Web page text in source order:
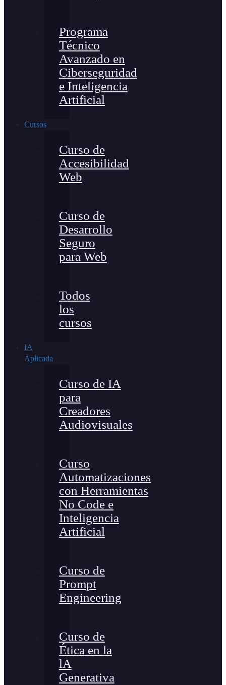
Programa
Técnico
Avanzado en
Ciberseguridad
e Inteligencia
Artificial
Cursos
Curso de
Accesibilidad
Web
Curso de
Desarrollo
Seguro
para Web
Todos
los
cursos
IA
Aplicada
Curso de IA
para
Creadores
Audiovisuales
Curso
Automatizaciones
con Herramientas
No Code e
Inteligencia
Artificial
Curso de
Prompt
Engineering
Curso de
Ética en la
lA
Generativa